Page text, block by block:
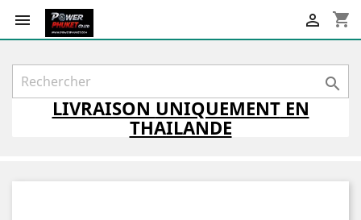
 shopping_cart


LIVRAISON UNIQUEMENTEN
THAILANDE